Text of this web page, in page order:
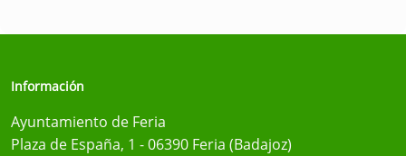
Información
Ayuntamiento de Feria
Plaza de España, 1 - 06390 Feria (Badajoz)